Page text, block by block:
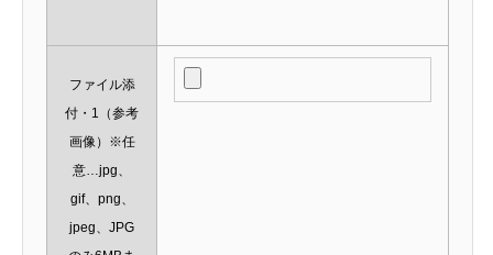
ファイル添
付・1（参考
画像）※任
意…jpg、
gif、png、
jpeg、JPG